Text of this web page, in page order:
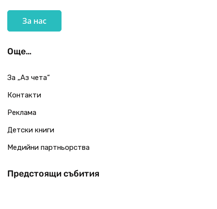
За нас
Още…
За „Аз чета“
Контакти
Реклама
Детски книги
Медийни партньорства
Предстоящи събития